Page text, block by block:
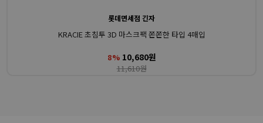
롯데면세점 긴자
KRACIE 초침투 3D 마스크팩 쫀쫀한 타입 4매입
8% 10,680원
11,610원